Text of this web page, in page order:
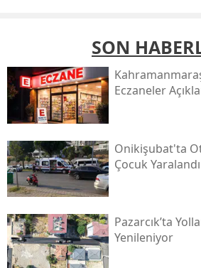
SON
Eczaneler
Onikişubat'ta
Çocuk Yaralandı
Pazarcık’ta
Yenileniyor